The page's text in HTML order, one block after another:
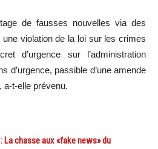
de fausses nouvelles via des
violation de la loi sur les crimes
d’urgence sur l’administration
d’urgence, passible d’une amende
a-t-elle prévenu.
: La chasse aux «fake news» du